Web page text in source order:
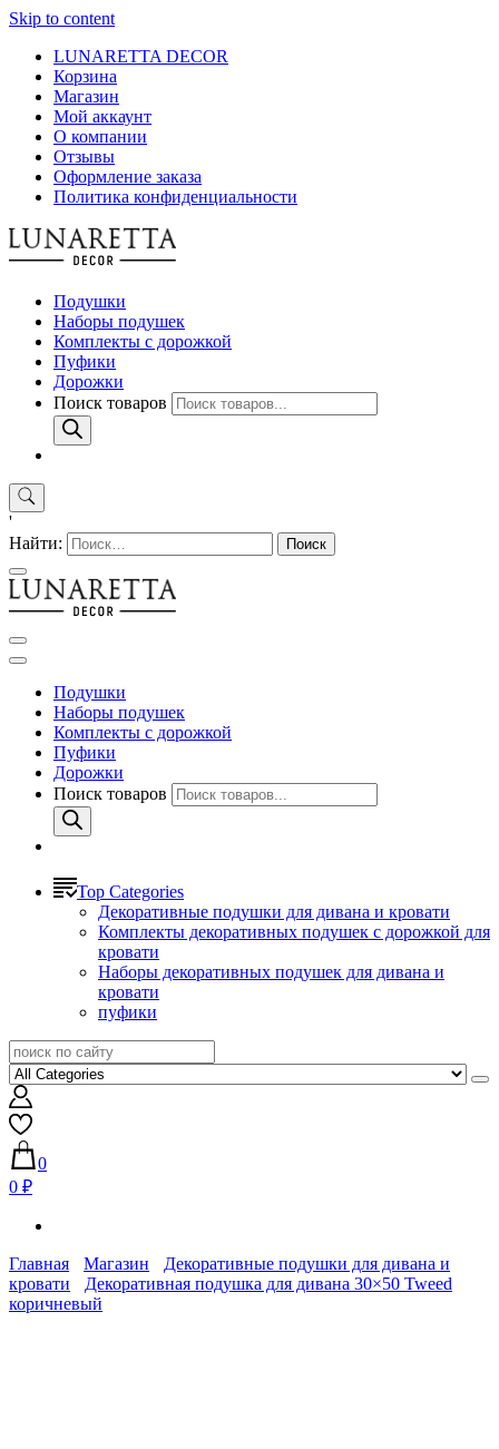
Skip to content
LUNARETTA DECOR
Корзина
Магазин
Мой аккаунт
О компании
Отзывы
Оформление заказа
Политика конфиденциальности
Подушки
Наборы подушек
Комплекты с дорожкой
Пуфики
Дорожки
Поиск товаров
'
Найти:
Подушки
Наборы подушек
Комплекты с дорожкой
Пуфики
Дорожки
Поиск товаров
Top Categories
Декоративные подушки для дивана и кровати
Комплекты декоративных подушек с дорожкой для
кровати
Наборы декоративных подушек для дивана и
кровати
пуфики
0
0 ₽
Главная Магазин
Декоративные подушки для дивана и
кровати
Декоративная подушка для дивана 30×50 Tweed
коричневый